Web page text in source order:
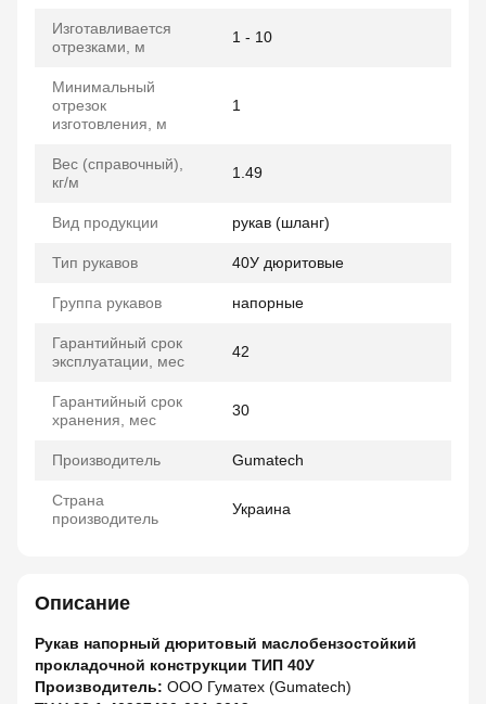
Изготавливается
отрезками, м
1 - 10
Минимальный
отрезок
изготовления, м
1
Вес (справочный),
кг/м
1.49
Вид продукции рукав (шланг)
Тип рукавов 40У дюритовые
Группа рукавов напорные
Гарантийный срок
эксплуатации, мес
42
Гарантийный срок
хранения, мес
30
Производитель Gumatech
Страна
производитель
Украина
Описание
Рукав напорный дюритовый маслобензостойкий
прокладочной конструкции ТИП 40У
Производитель: ООО Гуматех (Gumatech)